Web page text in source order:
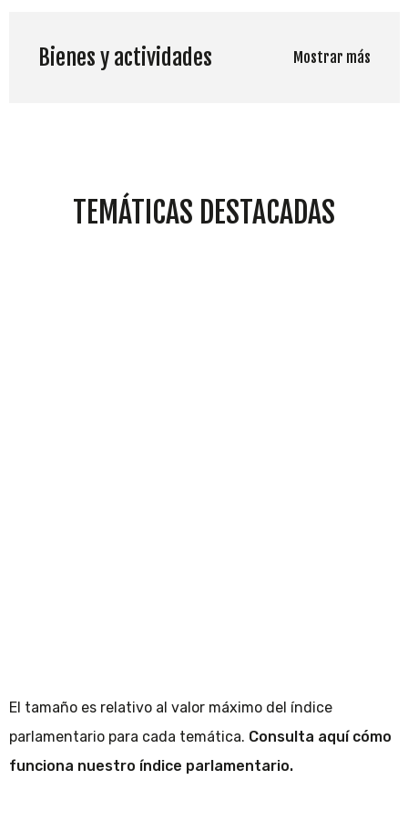
Bienes y actividades Mostrar más
TEMÁTICAS DESTACADAS
El tamaño es relativo al valor máximo del índice
parlamentario para cada temática. Consulta aquí cómo
funciona nuestro índice parlamentario.